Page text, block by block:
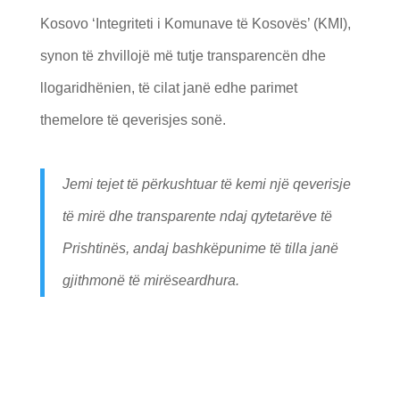
Kosovo ‘Integriteti i Komunave të Kosovës’ (KMI),
synon të zhvillojë më tutje transparencën dhe
llogaridhënien, të cilat janë edhe parimet
themelore të qeverisjes sonë.
Jemi tejet të përkushtuar të kemi një qeverisje
të mirë dhe transparente ndaj qytetarëve të
Prishtinës, andaj bashkëpunime të tilla janë
gjithmonë të mirëseardhura.